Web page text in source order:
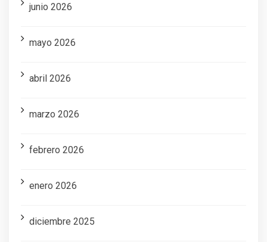
junio 2026
mayo 2026
abril 2026
marzo 2026
febrero 2026
enero 2026
diciembre 2025